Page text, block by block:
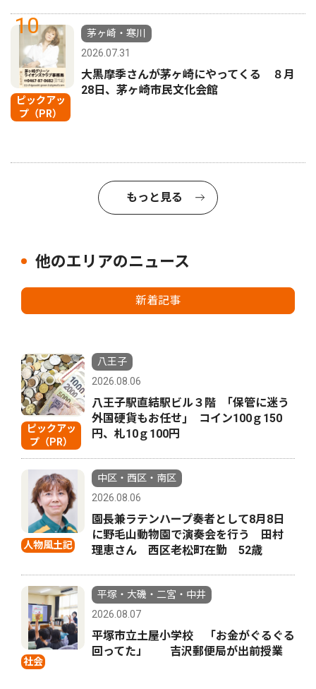
10
ピックアッ
プ（PR）
茅ヶ崎・寒川
2026.07.31
大黒摩季さんが茅ヶ崎にやってくる ８月
28日、茅ヶ崎市民文化会館
もっと見る
他のエリアのニュース
新着記事
ピックアッ
プ（PR）
八王子
2026.08.06
八王子駅直結駅ビル３階 ｢保管に迷う
外国硬貨もお任せ｣ コイン100ｇ150
円、札10ｇ100円
人物風土記
中区・西区・南区
2026.08.06
園長兼ラテンハープ奏者として8月8日
に野毛山動物園で演奏会を行う 田村
理恵さん 西区老松町在勤 52歳
社会
平塚・大磯・二宮・中井
2026.08.07
平塚市立土屋小学校 「お金がぐるぐる
回ってた」 吉沢郵便局が出前授業